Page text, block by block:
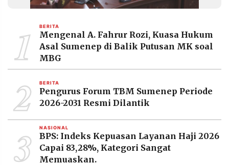
1 BERITA
Mengenal A. Fahrur Rozi, Kuasa Hukum
Asal Sumenep di Balik Putusan MK soal
MBG
2 BERITA
Pengurus Forum TBM Sumenep Periode
2026-2031 Resmi Dilantik
3 NASIONAL
BPS: Indeks Kepuasan Layanan Haji 2026
Capai 83,28%, Kategori Sangat
Memuaskan.